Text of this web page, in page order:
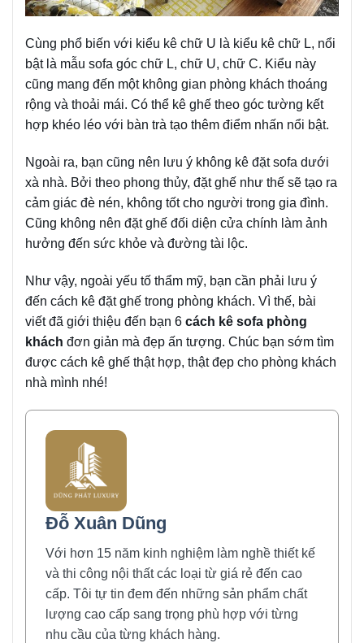
Cùng phổ biến với kiểu kê chữ U là kiểu kê chữ L, nổi
bật là mẫu sofa góc chữ L, chữ U, chữ C. Kiểu này
cũng mang đến một không gian phòng khách thoáng
rộng và thoải mái. Có thể kê ghế theo góc tường kết
hợp khéo léo với bàn trà tạo thêm điểm nhấn nổi bật.
Ngoài ra, bạn cũng nên lưu ý không kê đặt sofa dưới
xà nhà. Bởi theo phong thủy, đặt ghế như thế sẽ tạo ra
cảm giác đè nén, không tốt cho người trong gia đình.
Cũng không nên đặt ghế đối diện cửa chính làm ảnh
hưởng đến sức khỏe và đường tài lộc.
Như vậy, ngoài yếu tố thẩm mỹ, bạn cần phải lưu ý
đến cách kê đặt ghế trong phòng khách. Vì thế, bài
viết đã giới thiệu đến bạn 6 cách kê sofa phòng
khách đơn giản mà đẹp ấn tượng. Chúc bạn sớm tìm
được cách kê ghế thật hợp, thật đẹp cho phòng khách
nhà mình nhé!
Đỗ Xuân Dũng
Với hơn 15 năm kinh nghiệm làm nghề thiết kế
và thi công nội thất các loại từ giá rẻ đến cao
cấp. Tôi tự tin đem đến những sản phẩm chất
lượng cao cấp sang trọng phù hợp với từng
nhu cầu của từng khách hàng.